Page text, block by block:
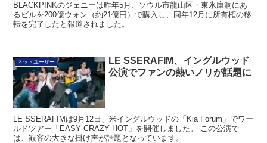
BLACKPINKのジェニーは昨年5月、ソウル市龍山区・東氷庫洞にあ
るビルを200億ウォン（約21億円）で購入し、同年12月に所有権の移
転を完了したと報道されました。
ネットユーザー
LE SSERAFIM、イングルウッド
公演でファンの熱いノリが話題に
LE SSERAFIMは9月12日、米イングルウッドの「Kia Forum」でワー
ルドツアー「EASY CRAZY HOT」を開催しました。 この公演で
は、観客の大きな掛け声が話題となっています。